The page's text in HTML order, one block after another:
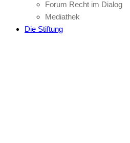
Forum Recht im Dialog
Mediathek
Die Stiftung